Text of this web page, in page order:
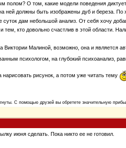
полом? О том, какие модели поведения
ней должны быть изображены дуб и береза.
дам небольшой анализ. От себя хочу
кто довольно счастлив в этой области.
Виктории Малиной, возможно, она и является
психологом, на глубокий психоанализ,
нарисовать рисунок, а потом уже читать тему
С помощью друзей вы обретете значительную
июня сделать. Пока никто ее не готовил.